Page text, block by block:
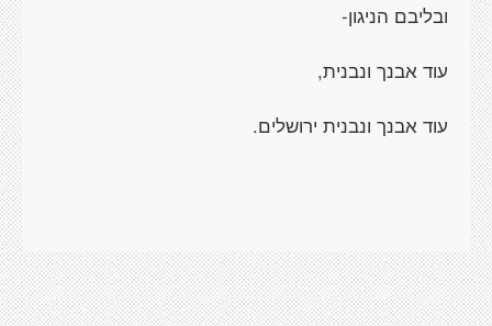
ובליבם הניגון-
עוד אבנך ונבנית,
עוד אבנך ונבנית ירושלים.